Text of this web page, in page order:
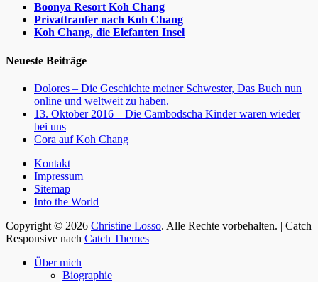
Boonya Resort Koh Chang
Privattranfer nach Koh Chang
Koh Chang, die Elefanten Insel
Neueste Beiträge
Dolores – Die Geschichte meiner Schwester, Das Buch nun
online und weltweit zu haben.
13. Oktober 2016 – Die Cambodscha Kinder waren wieder
bei uns
Cora auf Koh Chang
Kontakt
Impressum
Sitemap
Into the World
Facebook
Twitter
WordPress
Website
Copyright © 2026 Christine Losso. Alle Rechte vorbehalten. | Catch
Responsive nach Catch Themes
oben
Über mich
Biographie